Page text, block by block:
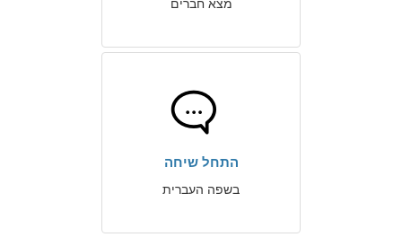
מצא חברים
התחל שיחה
בשפה העברית